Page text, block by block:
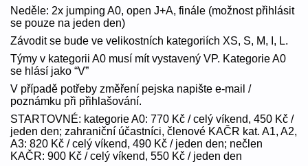
Neděle: 2x jumping A0, open J+A, finále (možnost přihlásit
se pouze na jeden den)
Závodit se bude ve velikostních kategoriích XS, S, M, I, L.
Týmy v kategorii A0 musí mít vystavený VP. Kategorie A0
se hlásí jako “V”
V případě potřeby změření pejska napište e-mail /
poznámku při přihlašování.
STARTOVNÉ: kategorie A0: 770 Kč / celý víkend, 450 Kč /
jeden den; zahraniční účastníci, členové KAČR kat. A1, A2,
A3: 820 Kč / celý víkend, 490 Kč / jeden den; nečlen
KAČR: 900 Kč / celý víkend, 550 Kč / jeden den